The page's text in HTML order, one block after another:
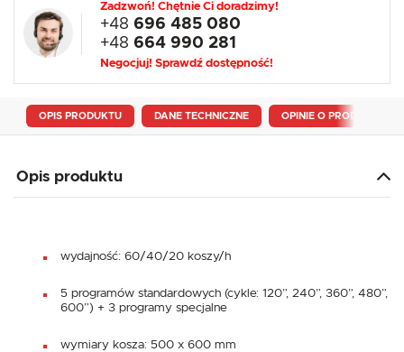
Zadzwoń! Chętnie Ci doradzimy!
+48 696 485 080
+48 664 990 281
Negocjuj! Sprawdź dostępność!
OPIS PRODUKTU DANE TECHNICZNE OPINIE O PRODUKCIE
Opis produktu
wydajność: 60/40/20 koszy/h
5 programów standardowych (cykle: 120”, 240”, 360”, 480”,
600”) + 3 programy specjalne
wymiary kosza: 500 x 600 mm